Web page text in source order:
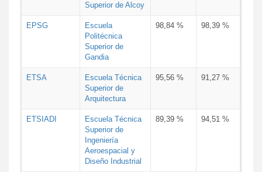
Superior de Alcoy
EPSG
Escuela
Politécnica
Superior de
Gandia
98,84 % 98,39 %
ETSA
Escuela Técnica
Superior de
Arquitectura
95,56 % 91,27 %
ETSIADI
Escuela Técnica
Superior de
Ingeniería
Aeroespacial y
Diseño Industrial
89,39 % 94,51 %